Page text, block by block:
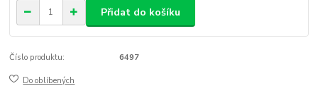
Přidat do košíku
Číslo produktu: 6497
Do oblíbených